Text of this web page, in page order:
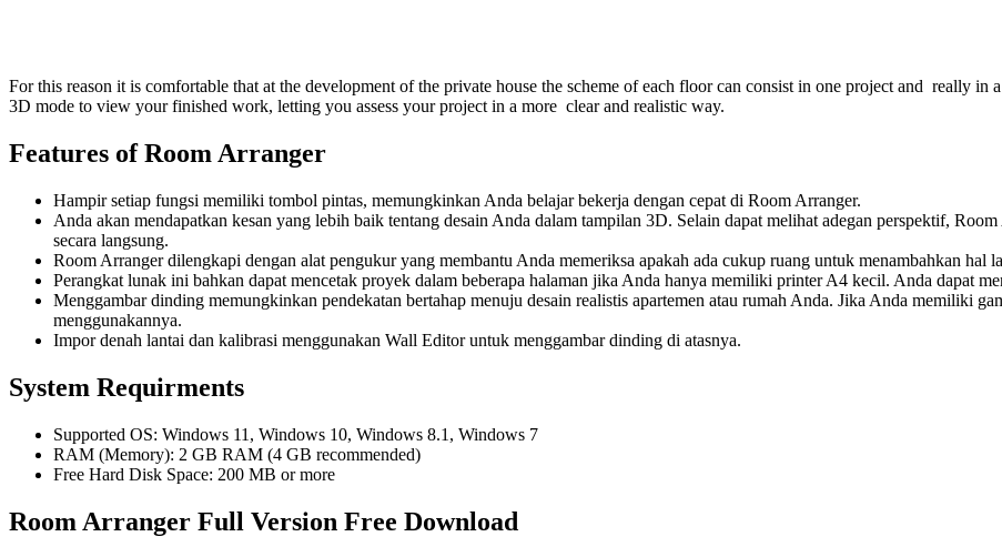
For this reason it is comfortable that at the development of the private house the scheme of each floor can consist in one project and really in
3D mode to view your finished work, letting you assess your project in a more clear and realistic way.
Features of Room Arranger
Hampir setiap fungsi memiliki tombol pintas, memungkinkan Anda belajar bekerja dengan cepat di Room Arranger.
Anda akan mendapatkan kesan yang lebih baik tentang desain Anda dalam tampilan 3D. Selain dapat melihat adegan perspektif,
secara langsung.
Room Arranger dilengkapi dengan alat pengukur yang membantu Anda memeriksa apakah ada cukup ruang untuk menambahkan hal
Perangkat lunak ini bahkan dapat mencetak proyek dalam beberapa halaman jika Anda hanya memiliki printer A4 kecil. Anda dapat
Menggambar dinding memungkinkan pendekatan bertahap menuju desain realistis apartemen atau rumah Anda. Jika Anda memiliki
menggunakannya.
Impor denah lantai dan kalibrasi menggunakan Wall Editor untuk menggambar dinding di atasnya.
System Requirments
Supported OS: Windows 11, Windows 10, Windows 8.1, Windows 7
RAM (Memory): 2 GB RAM (4 GB recommended)
Free Hard Disk Space: 200 MB or more
Room Arranger Full Version Free Download